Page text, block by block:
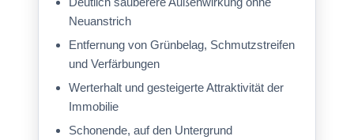
Neuanstrich
Entfernung von Grünbelag, Schmutzstreifen
und Verfärbungen
Werterhalt und gesteigerte Attraktivität der
Immobilie
Schonende, auf den Untergrund